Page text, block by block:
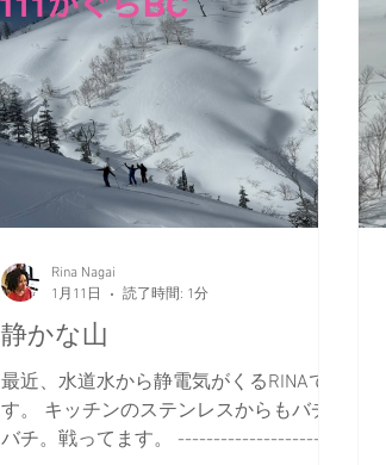
静かな山
最近、水道水から静電気がくるRINAで
す。 キッチンのステンレスからもバチ
バチ。戦ってます。 -----------------------
Rina Nagai
1月11日
読了時間: 1分